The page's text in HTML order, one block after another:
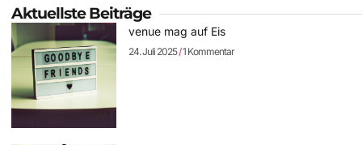
Aktuellste Beiträge
venue mag auf Eis
24. Juli 2025 1 Kommentar